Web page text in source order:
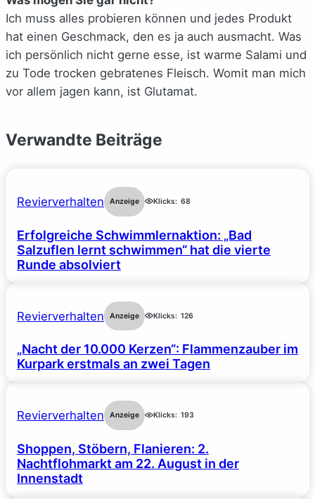
Ich muss alles probieren können und jedes Produkt
hat einen Geschmack, den es ja auch ausmacht. Was
ich persönlich nicht gerne esse, ist warme Salami und
zu Tode trocken gebratenes Fleisch. Womit man mich
vor allem jagen kann, ist Glutamat.
Verwandte Beiträge
Revierverhalten Anzeige Klicks: 68
Erfolgreiche Schwimmlernaktion: „Bad
Salzuflen lernt schwimmen“ hat die vierte
Runde absolviert
Revierverhalten Anzeige Klicks: 126
„Nacht der 10.000 Kerzen“: Flammenzauber im
Kurpark erstmals an zwei Tagen
Revierverhalten Anzeige Klicks: 193
Shoppen, Stöbern, Flanieren: 2.
Nachtflohmarkt am 22. August in der
Innenstadt